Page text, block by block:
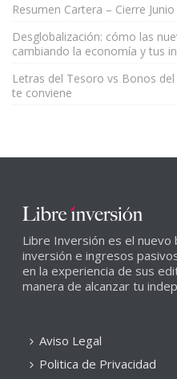
Resumen Cartera – Cierre
Desglobalización: cómo las
cambiando la economía y tus
Letras del Tesoro vs Bonos
te conviene
Libre Inversión es el nuevo
inversión e ingresos
en la experiencia de sus
manera de alcanzar tu
Aviso Legal
Politica de Privacidad